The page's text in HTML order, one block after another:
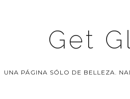
Get
UNA PÁGINA SÓLO DE BELLEZA.